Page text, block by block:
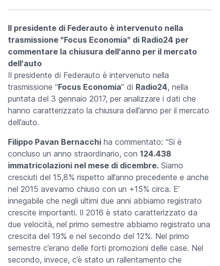
Il presidente di Federauto è intervenuto nella
trasmissione "Focus Economia" di Radio24 per
commentare la chiusura dell'anno per il mercato
dell'auto
Il presidente di Federauto è intervenuto nella
trasmissione “Focus Economia” di Radio24, nella
puntata del 3 gennaio 2017, per analizzare i dati che
hanno caratterizzato la chiusura dell’anno per il mercato
dell’auto.
Filippo Pavan Bernacchi ha commentato: “Si è
concluso un anno straordinario, con 124.438
immatricolazioni nel mese di dicembre. Siamo
cresciuti del 15,8% rispetto all’anno precedente e anche
nel 2015 avevamo chiuso con un +15% circa. E’
innegabile che negli ultimi due anni abbiamo registrato
crescite importanti. Il 2016 è stato caratterizzato da
due velocità, nel primo semestre abbiamo registrato una
crescita del 19% e nel secondo del 12%. Nel primo
semestre c’erano delle forti promozioni delle case. Nel
secondo, invece, c’è stato un rallentamento che